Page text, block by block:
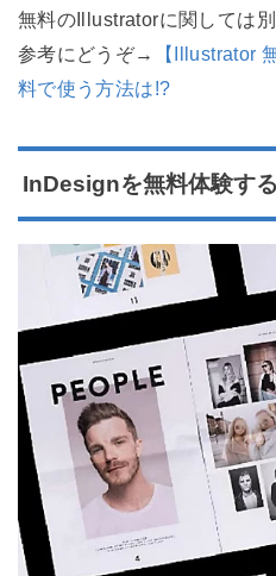
無料のIllustratorに関しては
参考にどうぞ→
【Illustrator
料で使う方法は!?
InDesignを無料体験する